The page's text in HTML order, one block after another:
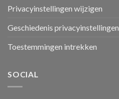
Privacyinstellingen wijzigen
Geschiedenis privacyinstellingen
Toestemmingen intrekken
SOCIAL